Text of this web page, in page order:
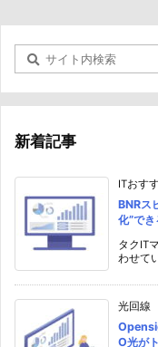
新着記事
ITおす
BNRス
化”で
タクIT
わせて
光回線
O光が